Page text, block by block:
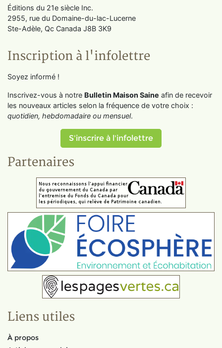
Éditions du 21e siècle Inc.
2955, rue du Domaine-du-lac-Lucerne
Ste-Adèle, Qc Canada J8B 3K9
Inscription à l'infolettre
Soyez informé !
Inscrivez-vous à notre Bulletin Maison Saine afin de recevoir
les nouveaux articles selon la fréquence de votre choix :
quotidien, hebdomadaire ou mensuel.
S'inscrire à l'infolettre
Partenaires
Liens utiles
À propos